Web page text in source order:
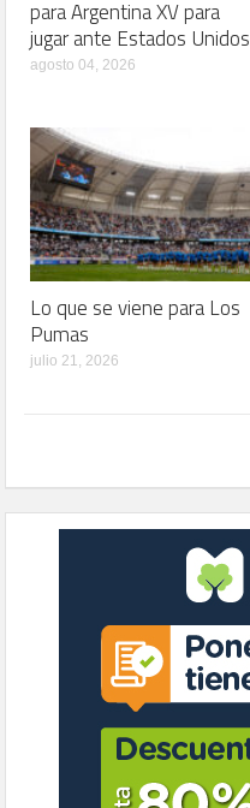
para Argentina XV para
jugar ante Estados Unidos
agosto 04, 2026
Lo que se viene para Los
Pumas
julio 21, 2026